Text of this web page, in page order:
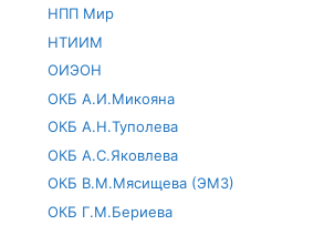
НПП Мир
НТИИМ
ОИЭОН
ОКБ А.И.Микояна
ОКБ А.Н.Туполева
ОКБ А.С.Яковлева
ОКБ В.М.Мясищева (ЭМЗ)
ОКБ Г.М.Бериева